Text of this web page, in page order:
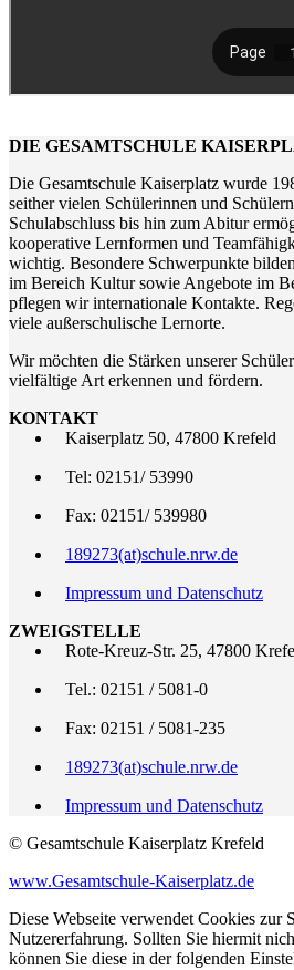
DIE GESAMTSCHULE
Die Gesamtschule Kaiserplatz wurde
seither vielen Schülerinnen und
Schulabschluss bis hin zum Abitur
kooperative Lernformen und
wichtig. Besondere Schwerpunkte
im Bereich Kultur sowie Angebote im
pflegen wir internationale Kontakte.
viele außerschulische Lernorte.
Wir möchten die Stärken unserer
vielfältige Art erkennen und fördern.
KONTAKT
Kaiserplatz 50, 47800 Krefeld
Tel: 02151/ 53990
Fax: 02151/ 539980
189273(at)schule.nrw.de
Impressum und Datenschutz
ZWEIGSTELLE
Rote-Kreuz-Str. 25, 47800
Tel.: 02151 / 5081-0
Fax: 02151 / 5081-235
189273(at)schule.nrw.de
Impressum und Datenschutz
© Gesamtschule Kaiserplatz Krefeld
www.Gesamtschule-Kaiserplatz.de
Diese Webseite verwendet Cookies zur
Nutzererfahrung. Sollten Sie hiermit
können Sie diese in der folgenden